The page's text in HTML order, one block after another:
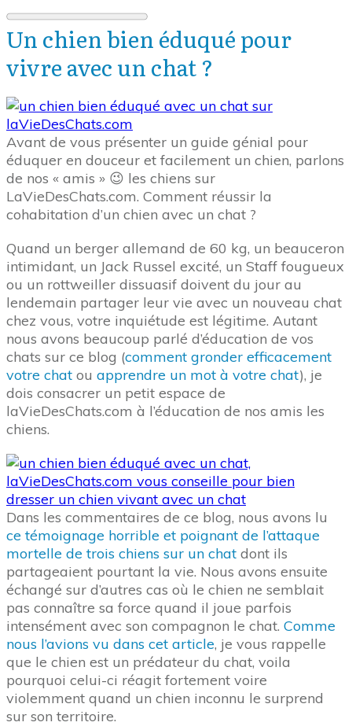
Un chien bien éduqué pour
vivre avec un chat ?
Avant de vous présenter un guide génial pour
éduquer en douceur et facilement un chien, parlons
de nos « amis » 😉 les chiens sur
LaVieDesChats.com. Comment réussir la
cohabitation d’un chien avec un chat ?
Quand un berger allemand de 60 kg, un beauceron
intimidant, un Jack Russel excité, un Staff fougueux
ou un rottweiller dissuasif doivent du jour au
lendemain partager leur vie avec un nouveau chat
chez vous, votre inquiétude est légitime. Autant
nous avons beaucoup parlé d’éducation de vos
chats sur ce blog (comment gronder efficacement
votre chat ou apprendre un mot à votre chat), je
dois consacrer un petit espace de
laVieDesChats.com à l’éducation de nos amis les
chiens.
Dans les commentaires de ce blog, nous avons lu
ce témoignage horrible et poignant de l’attaque
mortelle de trois chiens sur un chat dont ils
partageaient pourtant la vie. Nous avons ensuite
échangé sur d’autres cas où le chien ne semblait
pas connaître sa force quand il joue parfois
intensément avec son compagnon le chat. Comme
nous l’avions vu dans cet article, je vous rappelle
que le chien est un prédateur du chat, voila
pourquoi celui-ci réagit fortement voire
violemment quand un chien inconnu le surprend
sur son territoire.